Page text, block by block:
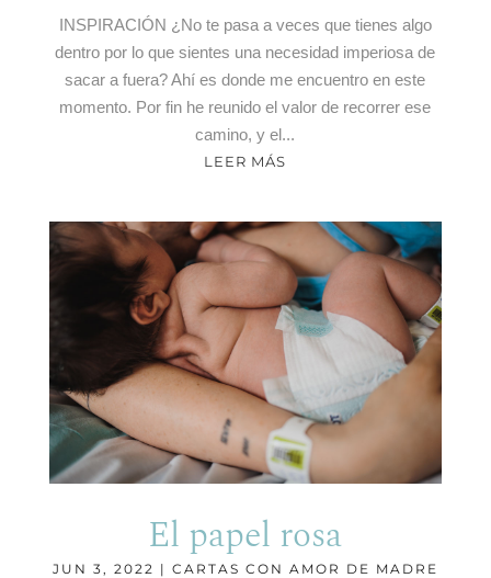
INSPIRACIÓN ¿No te pasa a veces que tienes algo
dentro por lo que sientes una necesidad imperiosa de
sacar a fuera? Ahí es donde me encuentro en este
momento. Por fin he reunido el valor de recorrer ese
camino, y el...
LEER MÁS
El papel rosa
JUN 3, 2022 | CARTAS CON AMOR DE MADRE